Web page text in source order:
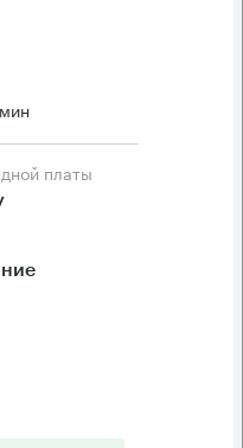
платы